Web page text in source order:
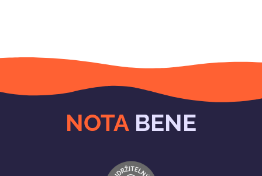
NOTA BENE